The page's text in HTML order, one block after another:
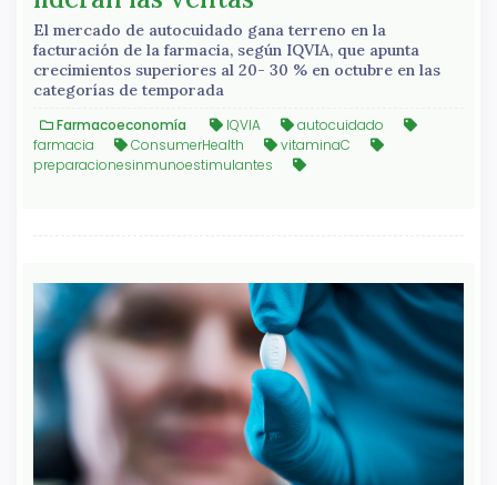
El mercado de autocuidado gana terreno en la
facturación de la farmacia, según IQVIA, que apunta
crecimientos superiores al 20- 30 % en octubre en las
categorías de temporada
Farmacoeconomía IQVIA
autocuidado
farmacia
ConsumerHealth
vitaminaC
preparacionesinmunoestimulantes